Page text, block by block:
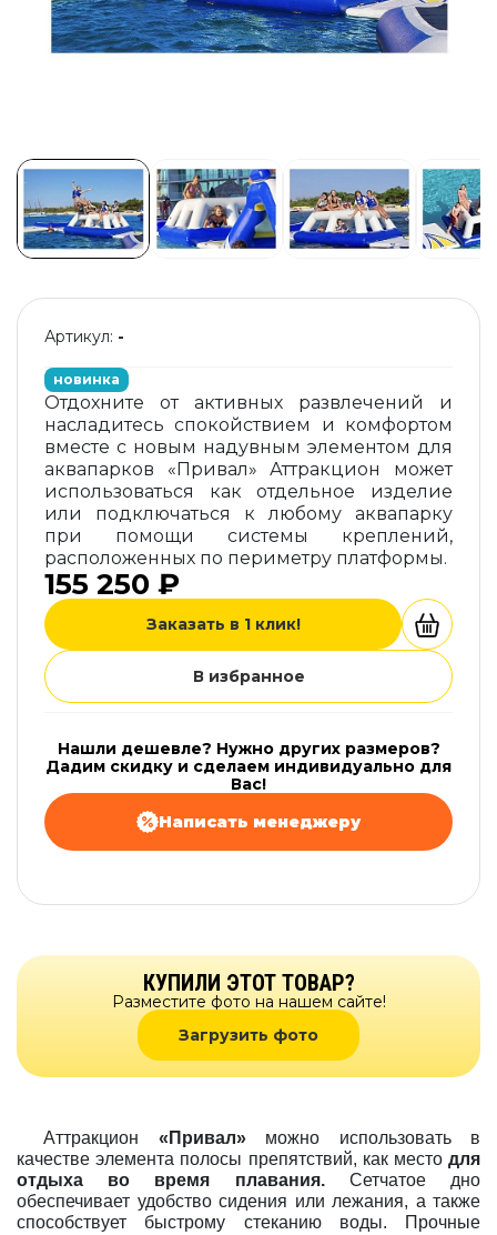
Артикул: -
новинка
Отдохните от активных развлечений и
насладитесь спокойствием и комфортом
вместе с новым надувным элементом для
аквапарков «Привал» Аттракцион может
использоваться как отдельное изделие
или подключаться к любому аквапарку
при помощи системы креплений,
расположенных по периметру платформы.
155 250 ₽
Заказать в 1 клик!
В избранное
Нашли дешевле? Нужно других размеров?
Дадим скидку и сделаем индивидуально для
Вас!
Написать менеджеру
КУПИЛИ ЭТОТ ТОВАР?
Разместите фото на нашем сайте!
Загрузить фото
Аттракцион «Привал»можно использовать в
качестве элемента полосы препятствий, как место для
отдыха во время плавания.Сетчатое дно
обеспечивает удобство сидения или лежания, а также
способствует быстрому стеканию воды. Прочные